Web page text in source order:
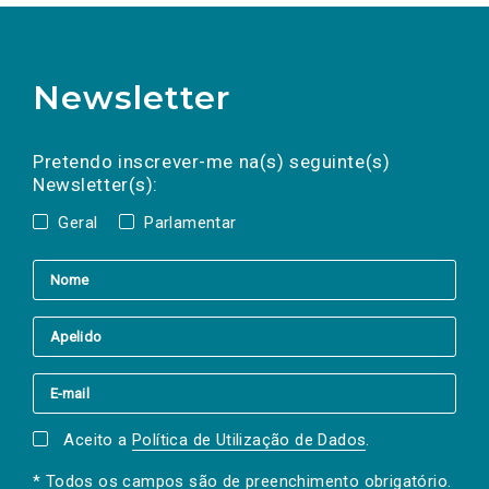
Newsletter
Pretendo inscrever-me na(s) seguinte(s)
Newsletter(s):
Geral Parlamentar
a(s) newsletter(s).
mail
Aceito a Política de Utilização de Dados.
* Todos os campos são de preenchimento obrigatório.